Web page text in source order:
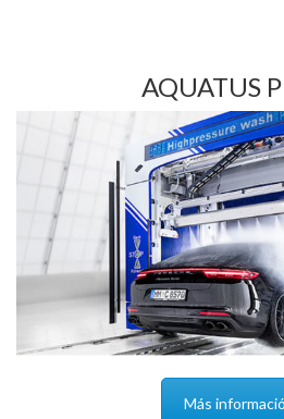
AQUATUS
Más